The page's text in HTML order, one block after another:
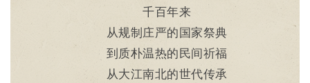
千百年来
从规制庄严的国家祭典
到质朴温热的民间祈福
从大江南北的世代传承